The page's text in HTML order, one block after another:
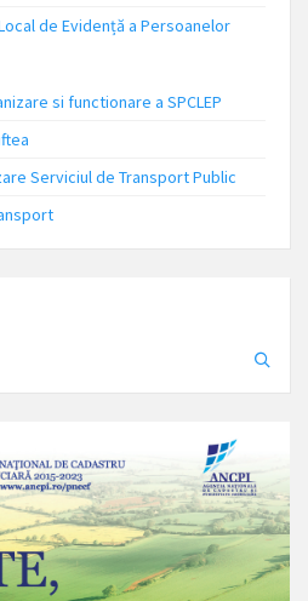
de Evidență a Persoanelor
si functionare a SPCLEP
Serviciul de Transport Public